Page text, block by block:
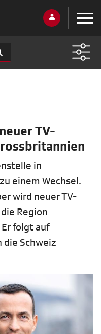
TV-
in
einem Wechsel.
wird neuer TV-
Region
folgt auf
die Schweiz